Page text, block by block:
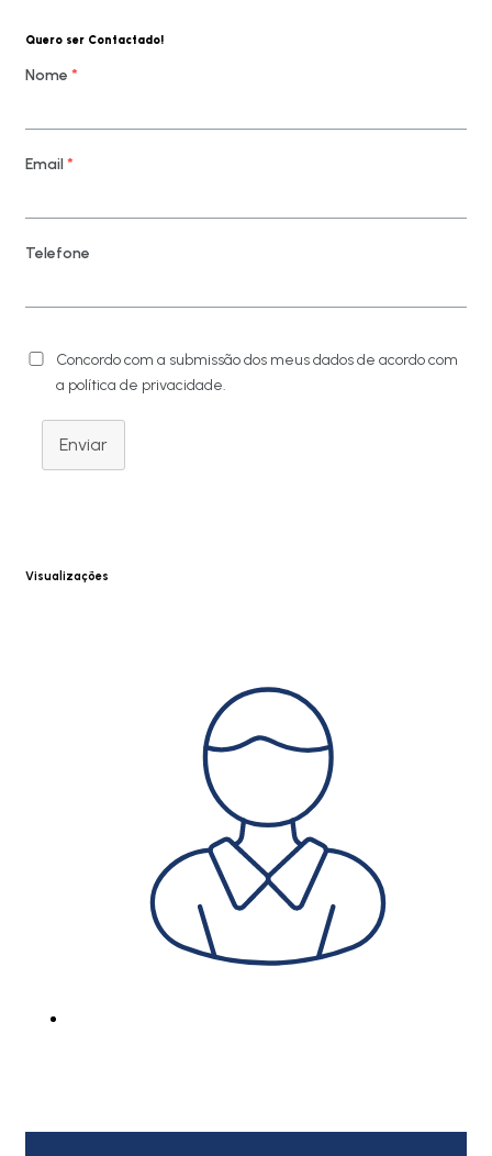
Quero ser Contactado!
Nome *
Email*
Telefone
Concordo com a submissão dos meus dados de acordo com
a política de privacidade.
Enviar
Visualizações